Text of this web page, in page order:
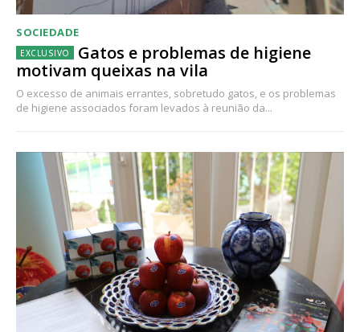
SOCIEDADE
Gatos e problemas de higiene
motivam queixas na vila
O excesso de animais errantes, sobretudo gatos, e os problemas
de higiene associados foram levados à reunião da...